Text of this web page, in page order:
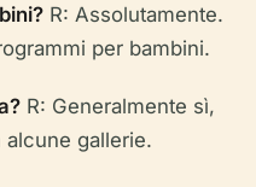
R: Assolutamente.
per bambini.
R: Generalmente sì,
gallerie.